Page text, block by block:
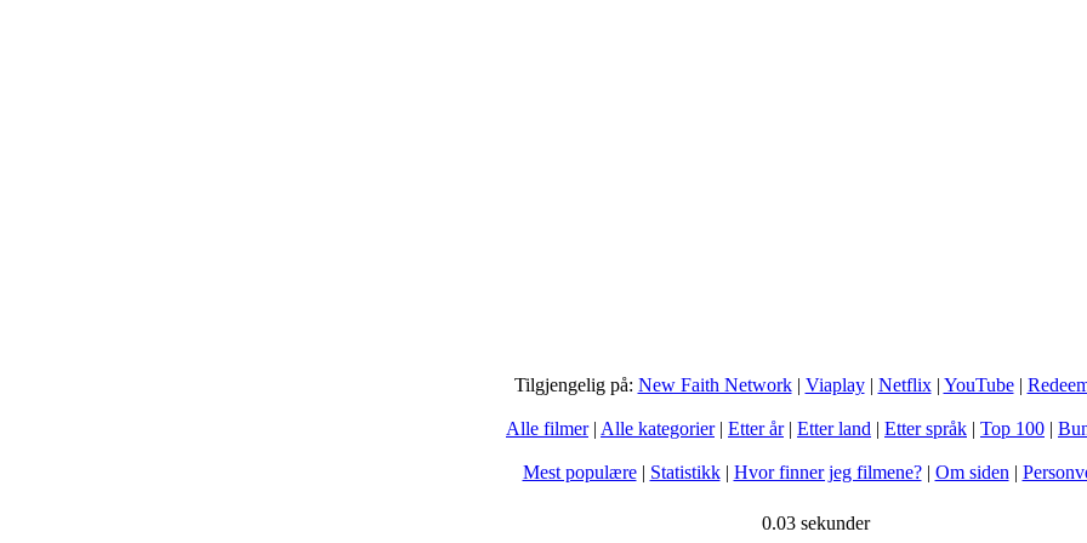
Tilgjengelig på: New Faith Network| Viaplay| Netflix| YouTube|
Alle filmer| Alle kategorier| Etter år| Etter land | Etter språk | Top 100 |
Mest populære| Statistikk| Hvor finner jeg filmene?| Om siden |
0.03 sekunder